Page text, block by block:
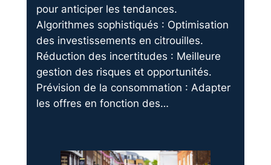
pour anticiper les tendances.
Algorithmes sophistiqués : Optimisation
des investissements en citrouilles.
Réduction des incertitudes : Meilleure
gestion des risques et opportunités.
Prévision de la consommation : Adapter
les offres en fonction des…